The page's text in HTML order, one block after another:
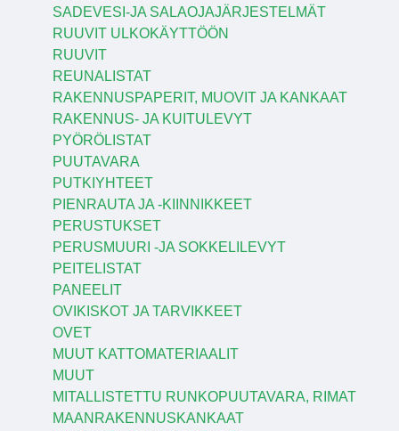
SADEVESI-JA SALAOJAJÄRJESTELMÄT
RUUVIT ULKOKÄYTTÖÖN
RUUVIT
REUNALISTAT
RAKENNUSPAPERIT, MUOVIT JA KANKAAT
RAKENNUS- JA KUITULEVYT
PYÖRÖLISTAT
PUUTAVARA
PUTKIYHTEET
PIENRAUTA JA -KIINNIKKEET
PERUSTUKSET
PERUSMUURI -JA SOKKELILEVYT
PEITELISTAT
PANEELIT
OVIKISKOT JA TARVIKKEET
OVET
MUUT KATTOMATERIAALIT
MUUT
MITALLISTETTU RUNKOPUUTAVARA, RIMAT
MAANRAKENNUSKANKAAT